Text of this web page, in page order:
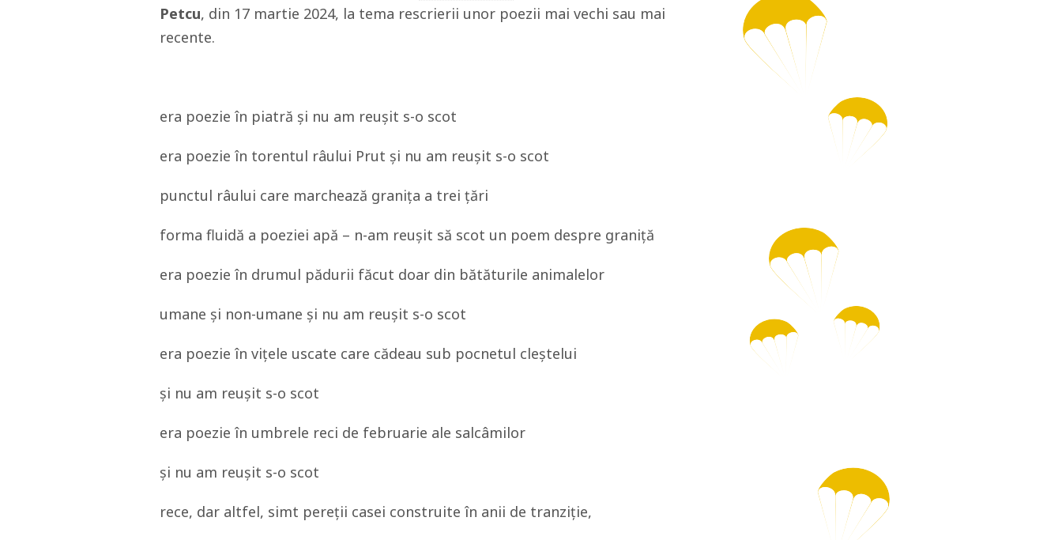
Petcu, din 17 martie 2024, la tema rescrierii unor poezii mai vechi sau mai
recente.
era poezie în piatră și nu am reușit s-o scot
era poezie în torentul râului Prut și nu am reușit s-o scot
punctul râului care marchează granița a trei țări
forma fluidă a poeziei apă – n-am reușit să scot un poem despre graniță
era poezie în drumul pădurii făcut doar din bătăturile animalelor
umane și non-umane și nu am reușit s-o scot
era poezie în vițele uscate care cădeau sub pocnetul cleștelui
și nu am reușit s-o scot
era poezie în umbrele reci de februarie ale salcâmilor
și nu am reușit s-o scot
rece, dar altfel, simt pereții casei construite în anii de tranziție,